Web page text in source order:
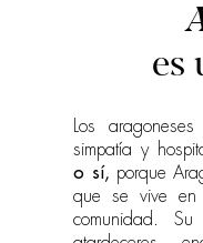
es
Los
simpatía y
o sí, porque
que se vive
comunidad.